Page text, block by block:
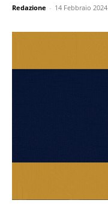
Redazione - 14 Febbraio 2024